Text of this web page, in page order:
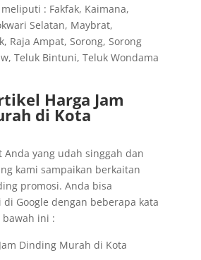
: Fakfak, Kaimana,
Selatan, Maybrat,
Raja Ampat, Sorong, Sorong
Teluk Bintuni, Teluk Wondama
Harga Jam
di Kota
Anda yang udah singgah dan
kami sampaikan berkaitan
promosi. Anda bisa
Google dengan beberapa kata
ini :
Dinding Murah di Kota